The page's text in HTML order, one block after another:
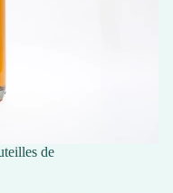
de